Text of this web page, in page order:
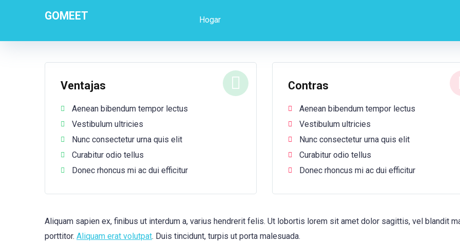
GOMEET Hogar
Ventajas
Aenean bibendum tempor lectus
Vestibulum ultricies
Nunc consectetur urna quis elit
Curabitur odio tellus
Donec rhoncus mi ac dui efficitur
Contras
Aenean bibendum tempor lectus
Vestibulum ultricies
Nunc consectetur urna quis elit
Curabitur odio tellus
Donec rhoncus mi ac dui efficitur
Aliquam sapien ex, finibus ut interdum a, varius hendrerit felis. Ut lobortis lorem sit amet dolor sagittis, vel blandit
porttitor. Aliquam erat volutpat. Duis tincidunt, turpis ut porta malesuada.